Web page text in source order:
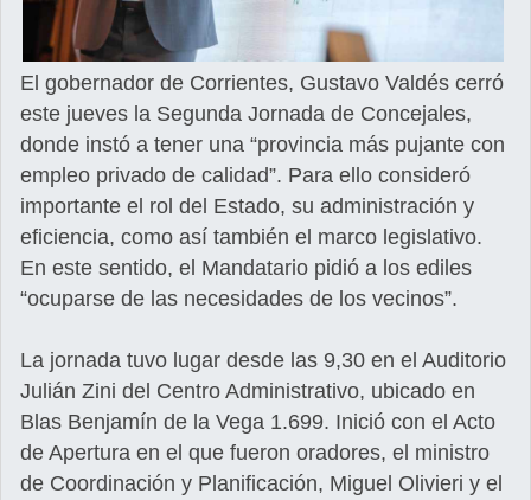
El gobernador de Corrientes, Gustavo Valdés cerró
este jueves la Segunda Jornada de Concejales,
donde instó a tener una “provincia más pujante con
empleo privado de calidad”. Para ello consideró
importante el rol del Estado, su administración y
eficiencia, como así también el marco legislativo.
En este sentido, el Mandatario pidió a los ediles
“ocuparse de las necesidades de los vecinos”.
La jornada tuvo lugar desde las 9,30 en el Auditorio
Julián Zini del Centro Administrativo, ubicado en
Blas Benjamín de la Vega 1.699. Inició con el Acto
de Apertura en el que fueron oradores, el ministro
de Coordinación y Planificación, Miguel Olivieri y el